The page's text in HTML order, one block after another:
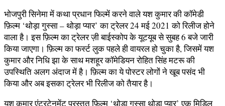
भोजपुरी सिनेमा में कथा प्रधान फिल्में करने वाले यश कुमार की कॉमेडी
फ़िल्म ‘थोड़ा गुस्सा – थोड़ा प्यार’ का ट्रेलर 24 मई 2021 को रिलीज होने
वाला है। इस फ़िल्म का ट्रेलर ज़ी बाईस्कोप के यूटयूब से सुबह 6 बजे जारी
किया जाएगा। फ़िल्म का फर्स्ट लुक पहले ही वायरल हो चुका है, जिसमें यश
कुमार और निधि झा के साथ मशहूर कॉमेडियन रोहित सिंह मटरू की
उपस्थिति अलग अंदाज में है। फ़िल्म का ये पोस्टर लोगों ने खूब पसंद भी
किया और अब इसका ट्रेलर भी रिलीज को तैयार है।
यश कुमार एंटरटेनमेंट प्रस्तुत फ़िल्म ‘थोड़ा गुस्सा थोड़ा प्यार’ एक मिडिल